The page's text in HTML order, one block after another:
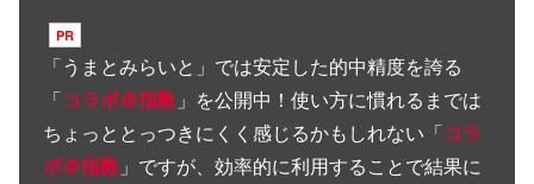
「うまとみらいと 」では安定した的中精度を誇る
「コラボ＠指数 」を公開中！使い方に慣れるまでは
ちょっととっつきにくく感じるかもしれない「コラ
ボ＠指数 」ですが、効率的に利用することで結果に